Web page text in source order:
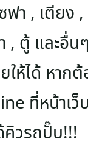
ฟา , เตีย
, ตู้ และอื่
ให้ได้ หาก
ที่หน้าเว็
คิวรถปั๊บ!!!